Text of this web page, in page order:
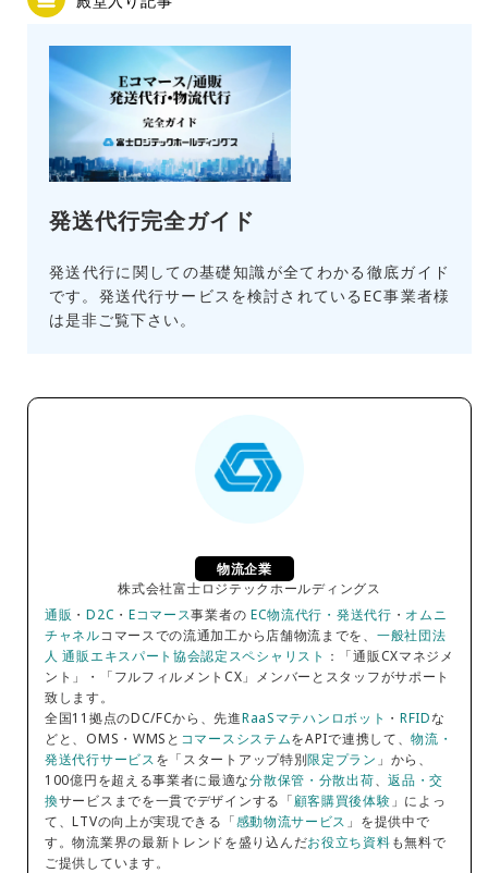
発送代行完全ガイド
発送代行に関しての基礎知識が全てわかる徹底ガイド
です。発送代行サービスを検討されているEC事業者様
は是非ご覧下さい。
物流企業
株式会社富士ロジテックホールディングス
通販 ・D2C ・ Eコマース事業者の EC物流代行・発送代行 ・ オムニ
チャネルコマースでの流通加工から店舗物流までを、 一般社団法
人 通販エキスパート協会認定スペシャリスト ：「通販CXマネジメ
ント」・「フルフィルメントCX」メンバーとスタッフがサポート
致します。
全国11拠点のDC/FCから、先進RaaSマテハンロボット ・RFIDな
どと、OMS・WMSと コマースシステムをAPIで連携して、物流・
発送代行サービスを「スタートアップ特別限定プラン 」から、
100億円を超える事業者に最適な分散保管・分散出荷、返品・交
換サービスまでを一貫でデザインする「顧客購買後体験 」によっ
て、LTVの向上が実現できる「感動物流サービス 」を提供中で
す。物流業界の最新トレンドを盛り込んだお役立ち資料も無料で
ご提供しています。